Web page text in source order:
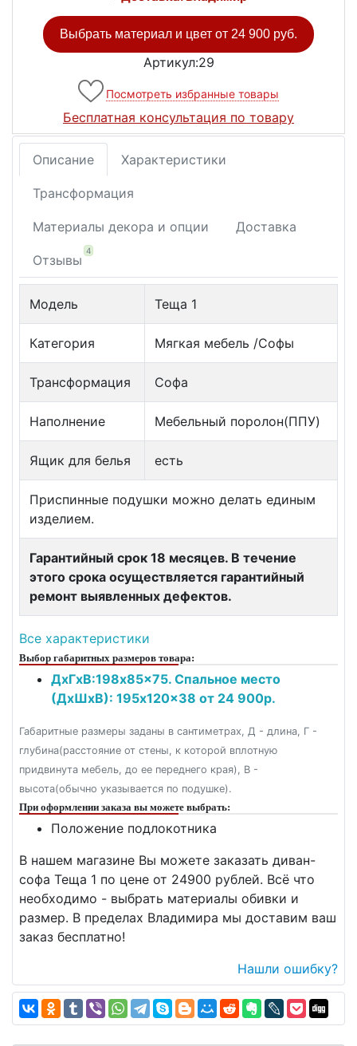
Выбрать материал и цвет от 24 900 руб.
Артикул:29
Посмотреть избранные товары
Бесплатная консультация по товару
Описание Характеристики
Трансформация
Материалы декора и опции Доставка
Отзывы
4
Модель Теща 1
Категория Мягкая мебель /Софы
Трансформация Софа
Наполнение Мебельный поролон(ППУ)
Ящик для белья есть
Приспинные подушки можно делать единым
изделием.
Гарантийный срок 18 месяцев. В течение
этого срока осуществляется гарантийный
ремонт выявленных дефектов.
Все характеристики
Выбор габаритных размеров товара:
ДxГxВ:198x85x75. Спальное место
(ДxШxВ): 195x120x38 от 24 900р.
Габаритные размеры заданы в сантиметрах, Д - длина, Г -
глубина(расстояние от стены, к которой вплотную
придвинута мебель, до ее переднего края), В -
высота(обычно указывается по подушке).
При оформлении заказа вы можете выбрать:
Положение подлокотника
В нашем магазине Вы можете заказать диван-
софа Теща 1 по цене от 24900 рублей. Всё что
необходимо - выбрать материалы обивки и
размер. В пределах Владимира мы доставим ваш
заказ бесплатно!
Нашли ошибку?